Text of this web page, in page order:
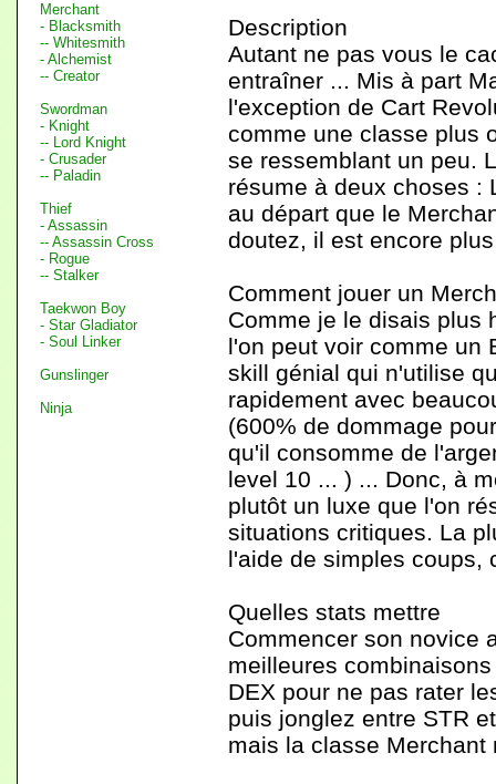
Merchant
- Blacksmith
-- Whitesmith
- Alchemist
-- Creator
Swordman
- Knight
-- Lord Knight
- Crusader
-- Paladin
Thief
- Assassin
-- Assassin Cross
- Rogue
-- Stalker
Taekwon Boy
- Star Gladiator
- Soul Linker
Gunslinger
Ninja
Description
Autant ne pas vous le
entraîner ... Mis à part
l'exception de Cart
comme une classe plus
se ressemblant un peu.
résume à deux choses :
au départ que le
doutez, il est encore
Comment jouer un
Comme je le disais plus
l'on peut voir comme un
skill génial qui n'utilise
rapidement avec
(600% de dommage
qu'il consomme de
level 10 ... ) ... Donc, à
plutôt un luxe que l'on
situations critiques. La
l'aide de simples coups,
Quelles stats mettre
Commencer son novice
meilleures
DEX pour ne pas rater
puis jonglez entre STR
mais la classe